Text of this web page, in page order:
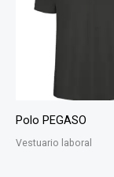
Polo PEGASO
Vestuario laboral